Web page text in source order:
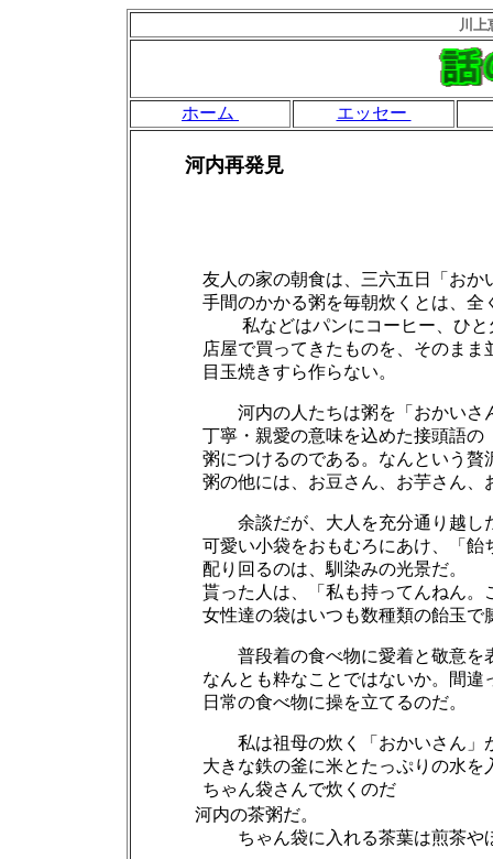
川上
ホーム エッセー
河内再発見
友人の家の朝食は、三六五日「おかい
手間のかかる粥を毎朝炊くとは、全く
私などはパンにコーヒー、ひ
店屋で買ってきたものを、そのまま並
目玉焼きすら作らない。
河内の人たちは粥を「おかいさ
丁寧・親愛の意味を込めた接頭語の「
粥につけるのである。なんという贅沢
粥の他には、お豆さん、お芋さん、お
余談だが、大人を充分通り越し
可愛い小袋をおもむろにあけ、「飴ち
配り回るのは、馴染みの光景だ。
貰った人は、「私も持ってんねん。こ
女性達の袋はいつも数種類の飴玉で膨
普段着の食べ物に愛着と敬意を
なんとも粋なことではないか。間違っ
日常の食べ物に操を立てるのだ。
私は祖母の炊く「おかいさん」
大きな鉄の釜に米とたっぷりの水を入
ちゃん袋さんで炊くのだ
河内の茶粥だ。
ちゃん袋に入れる茶葉は煎茶